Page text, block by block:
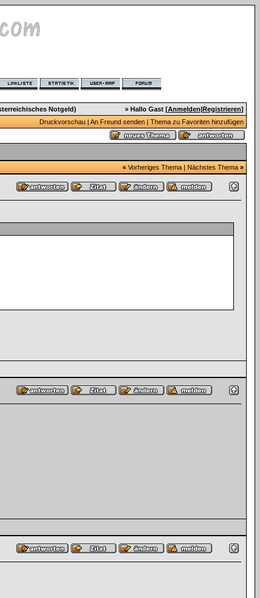
Notgeld) » Hallo Gast [Anmelden|Registrieren]
Druckvorschau| An Freund senden| Thema zu Favoriten hinzufügen
« Vorheriges Thema| Nächstes Thema »